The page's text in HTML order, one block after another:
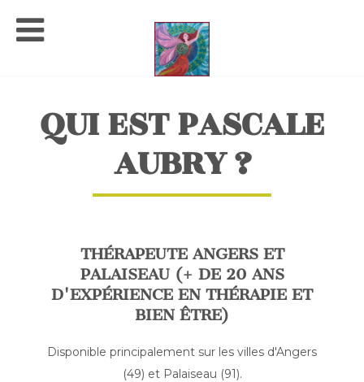
QUI EST PASCALE
AUBRY ?
THÉRAPEUTE ANGERS ET
PALAISEAU (+ DE 20 ANS
D'EXPÉRIENCE EN THÉRAPIE ET
BIEN ÊTRE)
Disponible principalement sur les villes d'Angers
(49) et Palaiseau (91).